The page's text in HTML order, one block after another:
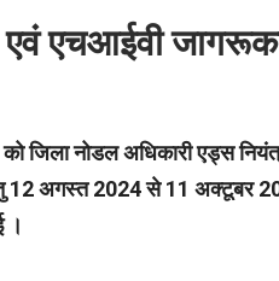
एचआईवी
नोडल अधिकारी एड्स
12 अगस्त 2024 से 11
।